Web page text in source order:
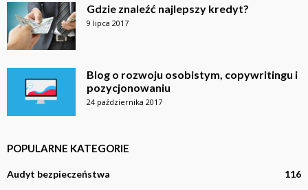
Gdzie znaleźć najlepszy kredyt?
9 lipca 2017
Blog o rozwoju osobistym, copywritingu i
pozycjonowaniu
24 października 2017
POPULARNE KATEGORIE
Audyt bezpieczeństwa
116